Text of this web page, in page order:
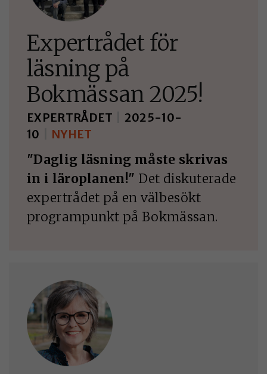
Expertrådet för
läsning på
Bokmässan 2025!
EXPERTRÅDET
2025-10-
10
NYHET
"Daglig läsning måste skrivas
in i läroplanen!" Det diskuterade
expertrådet på en välbesökt
programpunkt på Bokmässan.